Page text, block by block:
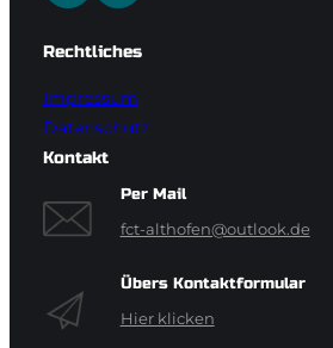
Rechtliches
Impressum
Datenschutz
Kontakt
Per Mail
fct-althofen@outlook.de
Übers Kontaktformular
Hier klicken